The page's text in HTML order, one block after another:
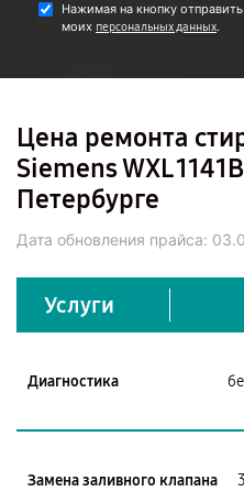
Нажимая на кнопку
моих персональных данных.
Цена ремонта
Siemens WXL
Петербурге
Дата обновления прайса:
Услуги
Диагностика
Замена заливного клапана